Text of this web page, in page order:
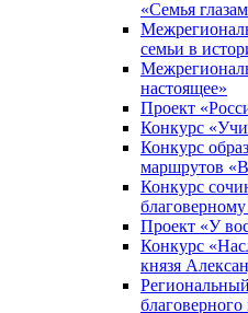
«Семья
семьи в
настоящее»
Проект
Конкурс
Конкурс
маршрутов
Конкурс
Проект «У
Конкурс
князя